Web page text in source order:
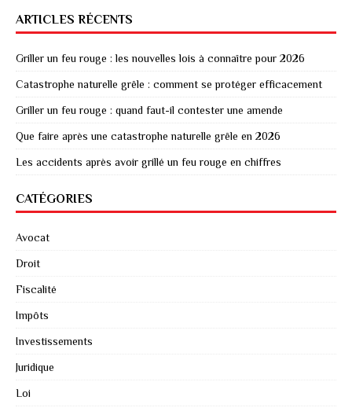
ARTICLES RÉCENTS
Griller un feu rouge : les nouvelles lois à connaître pour 2026
Catastrophe naturelle grêle : comment se protéger efficacement
Griller un feu rouge : quand faut-il contester une amende
Que faire après une catastrophe naturelle grêle en 2026
Les accidents après avoir grillé un feu rouge en chiffres
CATÉGORIES
Avocat
Droit
Fiscalité
Impôts
Investissements
Juridique
Loi